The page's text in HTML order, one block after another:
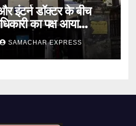
इंटर्न डॉक्टर के बीच
का पक्ष आया
जांच की मांग
SAMACHAR EXPRESS